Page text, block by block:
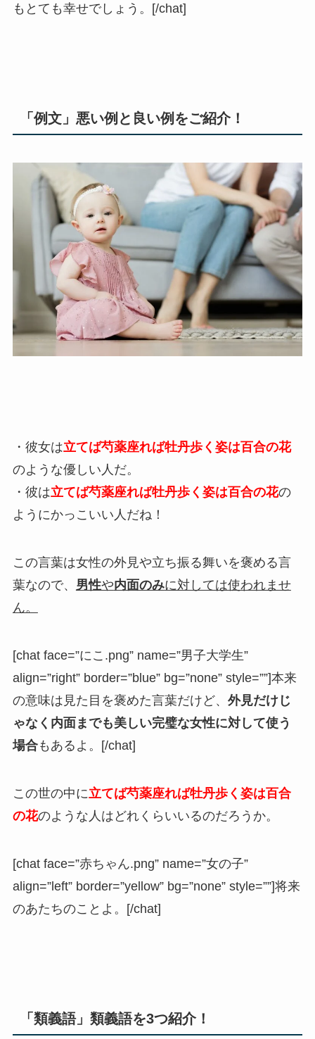
もとても幸せでしょう。[/chat]
「例文」悪い例と良い例をご紹介！
・彼女は立てば芍薬座れば牡丹歩く姿は百合の花
のような優しい人だ。
・彼は立てば芍薬座れば牡丹歩く姿は百合の花の
ようにかっこいい人だね！
この言葉は女性の外見や立ち振る舞いを褒める言
葉なので、 男性や内面のみに対しては使われませ
ん。
[chat face=”にこ.png” name=”男子大学生”
align=”right” border=”blue” bg=”none” style=””]本来
の意味は見た目を褒めた言葉だけど、 外見だけじ
ゃなく内面までも美しい完璧な女性に対して使う
場合もあるよ。[/chat]
この世の中に立てば芍薬座れば牡丹歩く姿は百合
の花のような人はどれくらいいるのだろうか。
[chat face=”赤ちゃん.png” name=”女の子”
align=”left” border=”yellow” bg=”none” style=””]将来
のあたちのことよ。[/chat]
「類義語」類義語を3つ紹介！